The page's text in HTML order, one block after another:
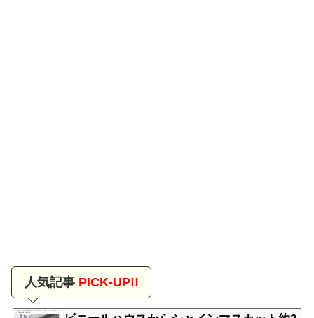
人気記事PICK-UP!!